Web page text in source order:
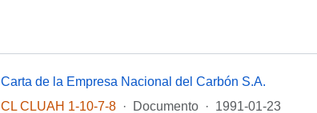
Carta de la Empresa Nacional del Carbón S.A.
CL CLUAH 1-10-7-8
· Documento · 1991-01-23